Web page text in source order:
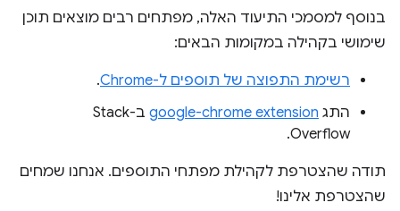
בנוסף למסמכי התיעוד האלה, מפתחים רבים מוצאים תוכן
שימושי בקהילה במקומות הבאים:
רשימת התפוצה של תוספים ל-Chrome
.
התג google-chrome extension
ב-Stack
Overflow.
תודה שהצטרפת לקהילת מפתחי התוספים. אנחנו שמחים
שהצטרפת אלינו!